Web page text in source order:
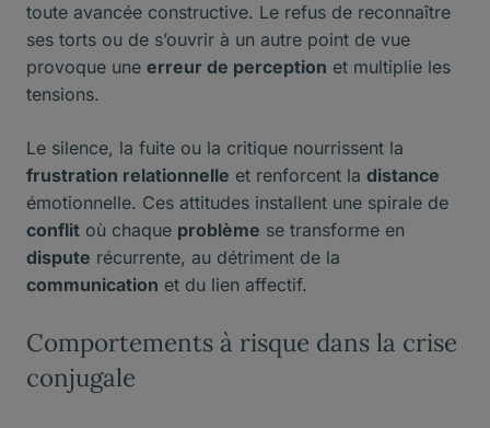
toute avancée constructive. Le refus de reconnaître
ses torts ou de s’ouvrir à un autre point de vue
provoque une erreur de perception et multiplie les
tensions.
Le silence, la fuite ou la critique nourrissent la
frustration relationnelle et renforcent la distance
émotionnelle. Ces attitudes installent une spirale de
conflit où chaque problème se transforme en
dispute récurrente, au détriment de la
communication et du lien affectif.
Comportements à risque dans la crise
conjugale